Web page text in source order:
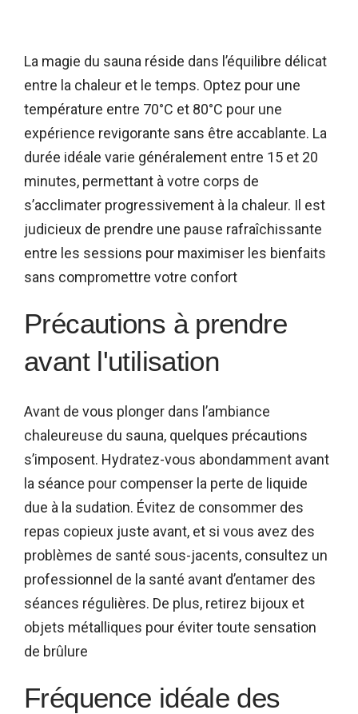
La magie du sauna réside dans l’équilibre délicat
entre la chaleur et le temps. Optez pour une
température entre 70°C et 80°C pour une
expérience revigorante sans être accablante. La
durée idéale varie généralement entre 15 et 20
minutes, permettant à votre corps de
s’acclimater progressivement à la chaleur. Il est
judicieux de prendre une pause rafraîchissante
entre les sessions pour maximiser les bienfaits
sans compromettre votre confort
Précautions à prendre
avant l'utilisation
Avant de vous plonger dans l’ambiance
chaleureuse du sauna, quelques précautions
s’imposent. Hydratez-vous abondamment avant
la séance pour compenser la perte de liquide
due à la sudation. Évitez de consommer des
repas copieux juste avant, et si vous avez des
problèmes de santé sous-jacents, consultez un
professionnel de la santé avant d’entamer des
séances régulières. De plus, retirez bijoux et
objets métalliques pour éviter toute sensation
de brûlure
Fréquence idéale des